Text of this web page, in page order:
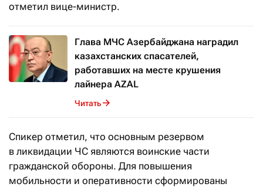
отметил вице-министр.
Глава МЧС Азербайджана наградил
казахстанских спасателей,
работавших на месте крушения
лайнера AZAL
Читать
Спикер отметил, что основным резервом
в ликвидации ЧС являются воинские части
гражданской обороны. Для повышения
мобильности и оперативности сформированы